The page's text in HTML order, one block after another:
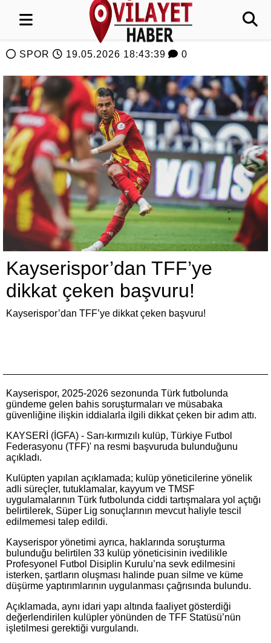
SPOR 19.05.2026 18:43:39 0
Kayserispor’dan TFF’ye
dikkat çeken başvuru!
Kayserispor’dan TFF’ye dikkat çeken başvuru!
Kayserispor, 2025-2026 sezonunda Türk futbolunda
gündeme gelen bahis soruşturmaları ve müsabaka
güvenliğine ilişkin iddialarla ilgili dikkat çeken bir adım attı.
KAYSERİ (İGFA) - Sarı-kırmızılı kulüp, Türkiye Futbol
Federasyonu (TFF)' na resmi başvuruda bulunduğunu
açıkladı.
Kulüpten yapılan açıklamada; kulüp yöneticilerine yönelik
adli süreçler, tutuklamalar, kayyum ve TMSF
uygulamalarının Türk futbolunda ciddi tartışmalara yol açtığı
belirtilerek, Süper Lig sonuçlarının mevcut haliyle tescil
edilmemesi talep edildi.
Kayserispor yönetimi ayrıca, haklarında soruşturma
bulunduğu belirtilen 33 kulüp yöneticisinin ivedilikle
Profesyonel Futbol Disiplin Kurulu’na sevk edilmesini
isterken, şartların oluşması halinde puan silme ve küme
düşürme yaptırımlarının uygulanması çağrısında bulundu.
Açıklamada, aynı idari yapı altında faaliyet gösterdiği
değerlendirilen kulüpler yönünden de TFF Statüsü’nün
işletilmesi gerektiği vurgulandı.